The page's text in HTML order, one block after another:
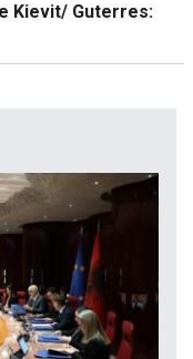
Kievit/ Guterres: